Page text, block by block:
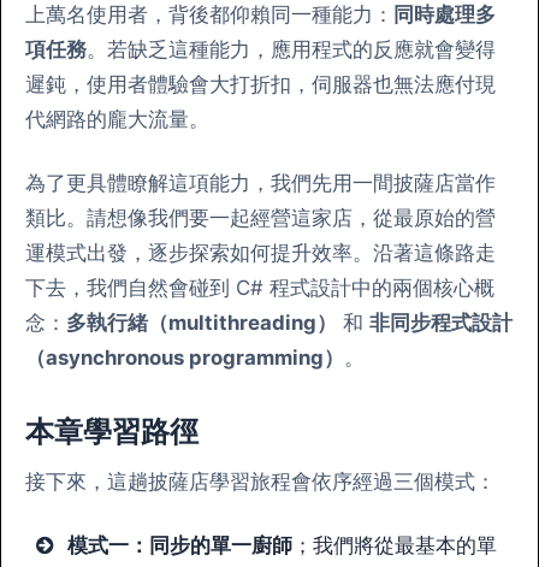
上萬名使用者，背後都仰賴同一種能力： 同時處理多
項任務。若缺乏這種能力，應用程式的反應就會變得
遲鈍，使用者體驗會大打折扣，伺服器也無法應付現
代網路的龐大流量。
為了更具體瞭解這項能力，我們先用一間披薩店當作
類比。請想像我們要一起經營這家店，從最原始的營
運模式出發，逐步探索如何提升效率。沿著這條路走
下去，我們自然會碰到 C# 程式設計中的兩個核心概
念： 多執行緒（multithreading） 和 非同步程式設計
（asynchronous programming） 。
本章學習路徑
接下來，這趟披薩店學習旅程會依序經過三個模式：
模式一：同步的單一廚師 ；我們將從最基本的單